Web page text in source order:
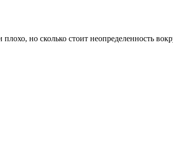
но сколько стоит неопределенность